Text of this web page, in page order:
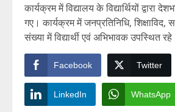
कार्यक्रम में विद्यालय के विद्यार्थियों द्वारा
गए। कार्यक्रम में जनप्रतिनिधि, शिक्षाविद,
संख्या में विद्यार्थी एवं अभिभावक उपस्थित
Facebook Twitter
LinkedIn WhatsApp